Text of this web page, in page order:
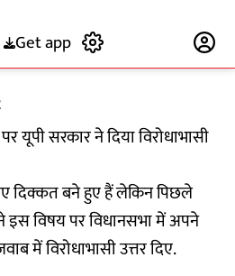
Get app
यूपी सरकार ने दिया विरोधाभासी
दिक्कत बने हुए हैं लेकिन पिछले
इस विषय पर विधानसभा में अपने
में विरोधाभासी उत्तर दिए.